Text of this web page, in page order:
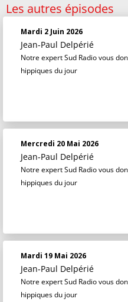
Les autres épisodes
Mardi 2 Juin 2026
Jean-Paul Delpérié
Notre expert Sud Radio vous
hippiques du jour
Mercredi 20 Mai 2026
Jean-Paul Delpérié
Notre expert Sud Radio vous
hippiques du jour
Mardi 19 Mai 2026
Jean-Paul Delpérié
Notre expert Sud Radio vous
hippiques du jour